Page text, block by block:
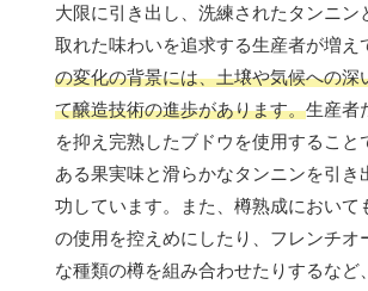
大限に引き出し、洗練されたタンニン
取れた味わいを追求する生産者が増え
の変化の背景には、土壌や気候への深
て醸造技術の進歩があります。生産者
を抑え完熟したブドウを使用すること
ある果実味と滑らかなタンニンを引き
功しています。また、樽熟成において
の使用を控えめにしたり、フレンチオ
な種類の樽を組み合わせたりするなど